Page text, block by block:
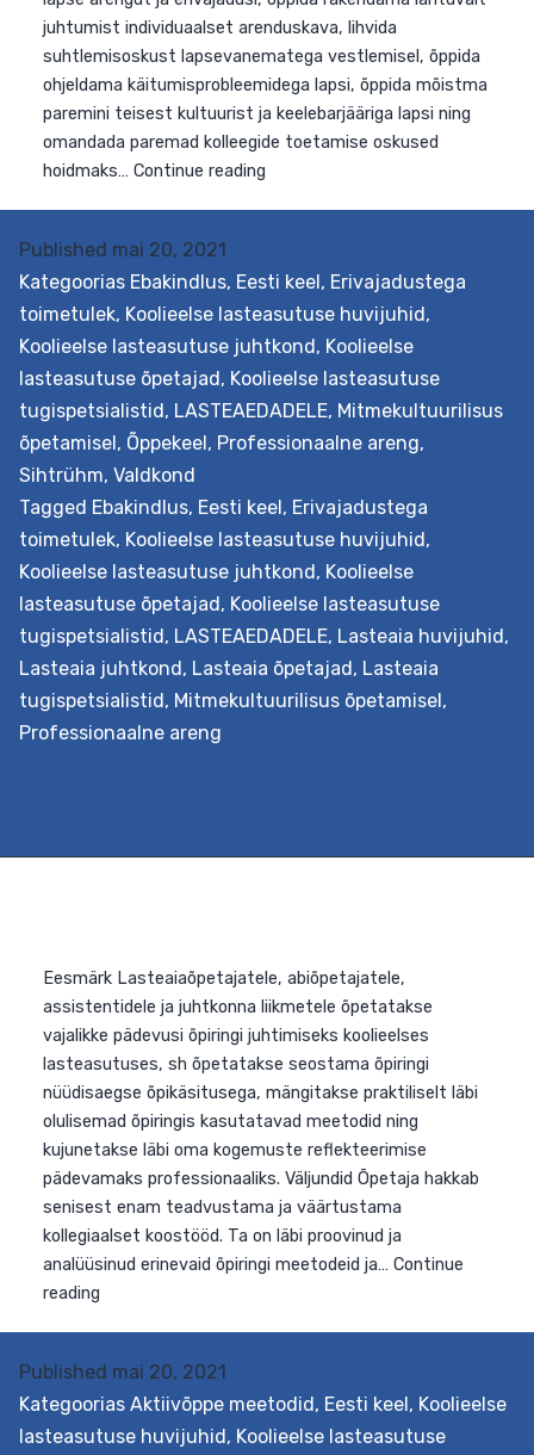
Eesmärk Tõhustada kaasava hariduse rakendamist,
annab võrdsed võimalused kõigile olenemata nende
eripäradest. Lähtuvalt haridusasutuse vajadustest ja
probleemidest, pakutakse võimalust õppida hindama
lapse arengut ja erivajadusi, õppida rakendama
juhtumist individuaalset arenduskava, lihvida
suhtlemisoskust lapsevanematega vestlemisel, õppida
ohjeldama käitumisprobleemidega lapsi, õppida
Published mai 20, 2021
Kategoorias Ebakindlus, Eesti keel, Erivajadustega
toimetulek, Koolieelse lasteasutuse huvijuhid,
Koolieelse lasteasutuse juhtkond, Koolieelse
lasteasutuse õpetajad, Koolieelse lasteasutuse
tugispetsialistid, LASTEAEDADELE, Mitmekultuurilisus
õpetamisel, Õppekeel, Professionaalne areng,
Sihtrühm, Valdkond
Tagged Ebakindlus, Eesti keel, Erivajadustega
toimetulek, Koolieelse lasteasutuse huvijuhid,
Koolieelse lasteasutuse juhtkond, Koolieelse
lasteasutuse õpetajad, Koolieelse lasteasutuse
tugispetsialistid, LASTEAEDADELE, Lasteaia huvijuhid,
Lasteaia juhtkond, Lasteaia õpetajad, Lasteaia
tugispetsialistid, Mitmekultuurilisus õpetamisel,
Professionaalne areng
Published mai 20, 2021
Kategoorias Aktiivõppe meetodid, Eesti keel, Koolieelse
lasteasutuse huvijuhid, Koolieelse lasteasutuse